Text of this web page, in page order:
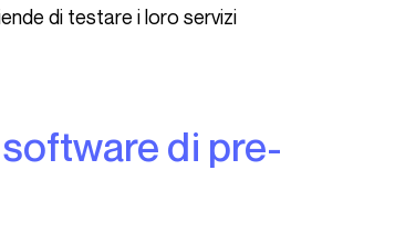
di testare i loro servizi